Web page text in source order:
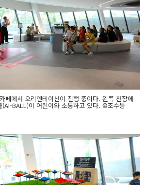
페에서 오리엔테이션이 진행 중이다. 왼쪽 천장에
(AI-BALL)이 어린이와 소통하고 있다. ©조수봉